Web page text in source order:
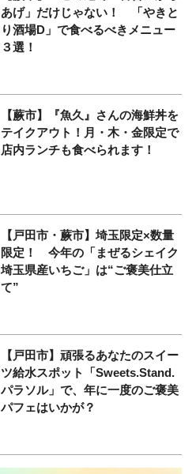
あげ」だけじゃない！ 「やきと
り酒場D」で食べるべきメニュー
３選！
【蕨市】『魚久』さんの海鮮丼を
テイクアウト！月・木・金限定で
店内ランチも食べられます！
【戸田市・蕨市】埼玉限定×数量
限定！ 今年の「まぜるシェイク
埼玉県産いちご」は“ご褒美仕立
て”
【戸田市】頑張るあなたのスイー
ツ給水スポット「Sweets.Stand.
パラソル」で、年に一度のご褒美
パフェはいかが？